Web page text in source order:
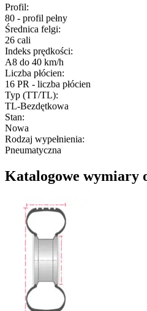
Profil:
80 - profil pełny
Średnica felgi:
26 cali
Indeks prędkości:
A8 do 40 km/h
Liczba płócien:
16 PR - liczba płócien
Typ (TT/TL):
TL-Bezdętkowa
Stan:
Nowa
Rodzaj wypełnienia:
Pneumatyczna
Katalogowe wymiary